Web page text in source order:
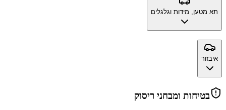
תא מטען, מידות וגלגלים
איבזור
בטיחות ומבחני ריסוק